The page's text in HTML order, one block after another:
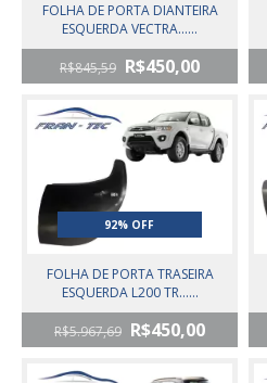
FOLHA DE PORTA DIANTEIRA
ESQUERDA VECTRA......
R$845,59 R$450,00
92% OFF
FOLHA DE PORTA TRASEIRA
ESQUERDA L200 TR......
R$5.967,69 R$450,00